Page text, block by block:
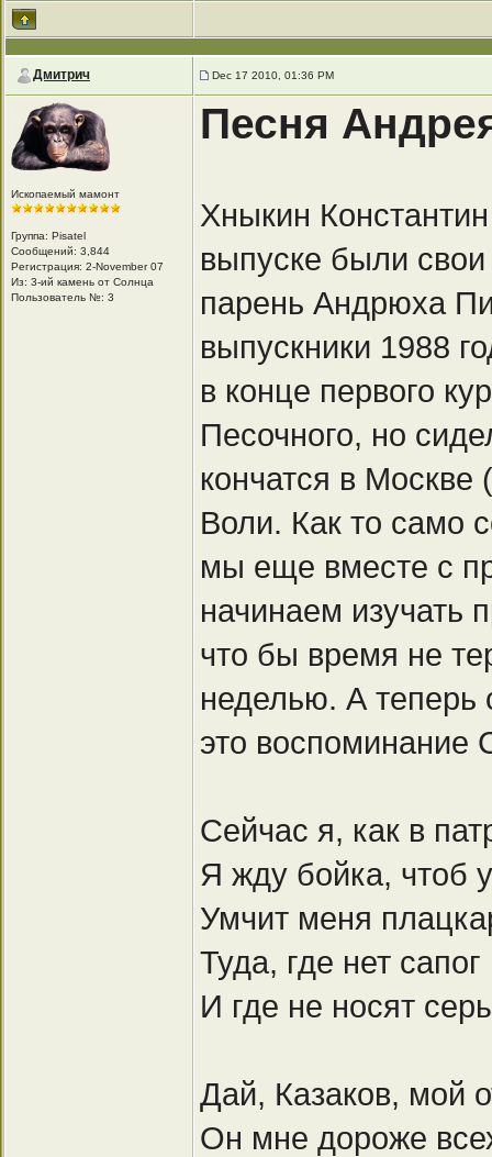
Дмитрич Dec 17 2010, 01:36 PM
Ископаемый мамонт
Группа: Pisatel
Сообщений: 3,844
Регистрация: 2-November 07
Из: 3-ий камень от Солнца
Пользователь №: 3
Песня
Хныкин
выпуске были
парень Андрюха
выпускники 1988
в конце первого
Песочного, но
кончатся в
Воли. Как то само
мы еще вместе с
начинаем изучать
что бы время не
неделью. А теперь
это воспоминание
Сейчас я, как в
Я жду бойка, чтоб
Умчит меня
Туда, где нет сапог
И где не носят
Дай, Казаков, мой
Он мне дороже